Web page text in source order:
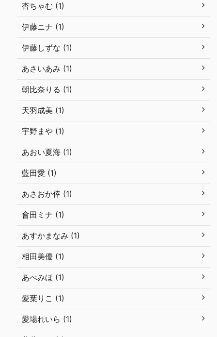
杏ちゃむ (1)
伊藤ニナ (1)
伊藤しずな (1)
あさいあみ (1)
朝比奈りる (1)
天羽成美 (1)
宇野まや (1)
あおい夏海 (1)
藍田愛 (1)
あさおか倖 (1)
會田ミナ (1)
あすかまなみ (1)
相田美優 (1)
あべみほ (1)
愛葉りこ (1)
愛場れいら (1)